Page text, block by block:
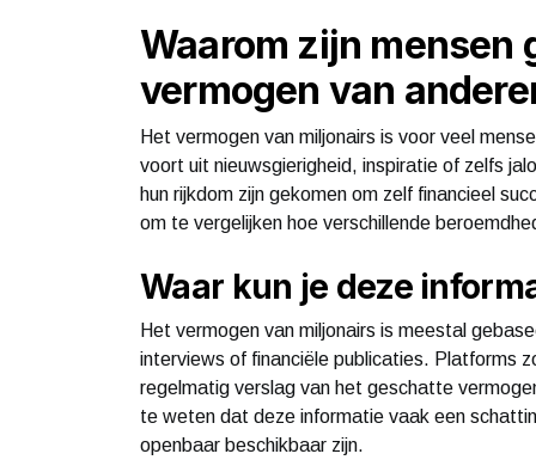
Waarom zijn mensen
vermogen van
Het vermogen van miljonairs is voor veel
voort uit nieuwsgierigheid, inspiratie of zelfs
hun rijkdom zijn gekomen om zelf financieel
om te vergelijken hoe verschillende
Waar kun je deze
Het vermogen van miljonairs is meestal
interviews of financiële publicaties. Platforms
regelmatig verslag van het geschatte
te weten dat deze informatie vaak een
openbaar beschikbaar zijn.